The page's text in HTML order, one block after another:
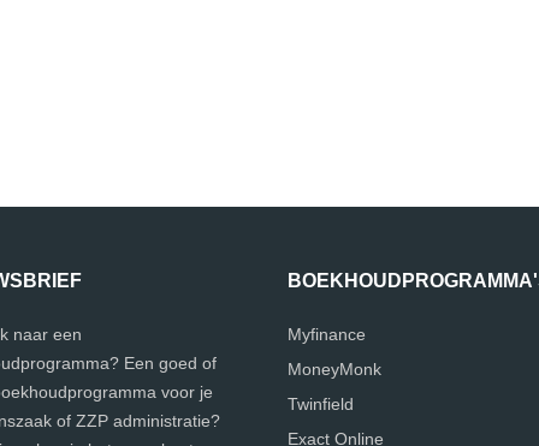
naar een
Een goed of
voor je
of ZZP administratie?
Myfinance
MoneyMonk
Twinfield
Exact Online